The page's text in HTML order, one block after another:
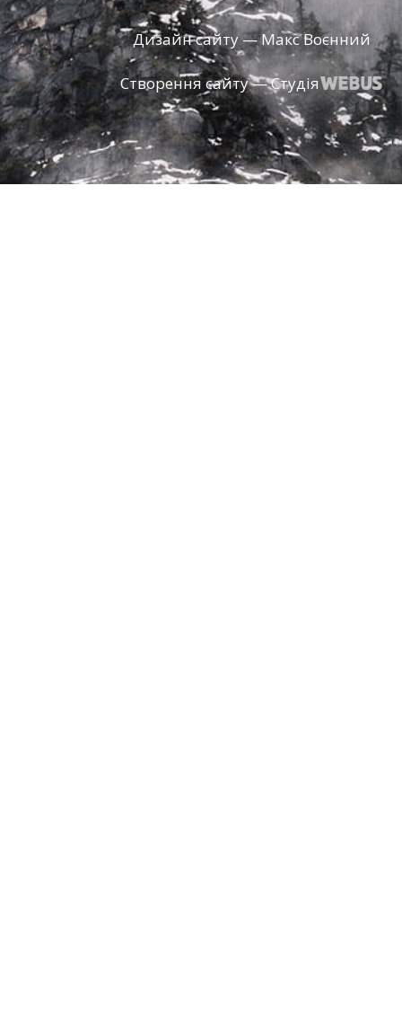
Дизайн сайту — Макс Воєнний
Створення сайту — Студія